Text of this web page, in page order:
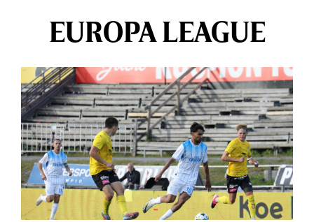
EUROPA LEAGUE